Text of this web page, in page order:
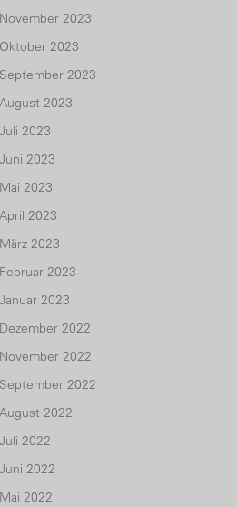
November 2023
Oktober 2023
September 2023
August 2023
Juli 2023
Juni 2023
Mai 2023
April 2023
März 2023
Februar 2023
Januar 2023
Dezember 2022
November 2022
September 2022
August 2022
Juli 2022
Juni 2022
Mai 2022